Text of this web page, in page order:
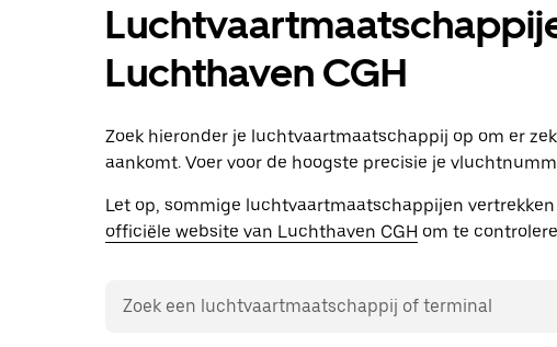
Luchthaven CGH
Zoek hieronder je luchtvaartmaatschappij op om er
aankomt. Voer voor de hoogste precisie je
Let op, sommige luchtvaartmaatschappijen
officiële website van Luchthaven CGH om te